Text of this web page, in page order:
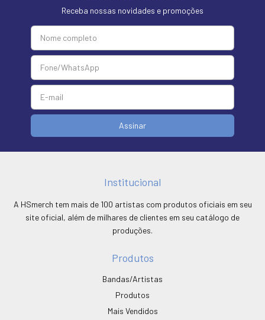
Receba nossas novidades e promoções
Institucional
A HSmerch tem mais de 100 artistas com produtos oficiais em seu
site oficial, além de milhares de clientes em seu catálogo de
produções.
Produtos
Bandas/Artistas
Produtos
Mais Vendidos